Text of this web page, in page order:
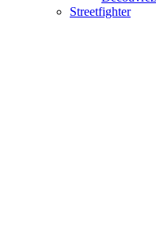
Streetfighter